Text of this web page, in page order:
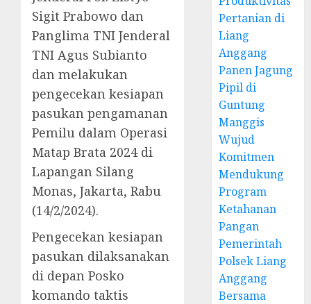
Sigit Prabowo dan
Panglima TNI Jenderal
TNI Agus Subianto
dan melakukan
pengecekan kesiapan
pasukan pengamanan
Pemilu dalam Operasi
Matap Brata 2024 di
Lapangan Silang
Monas, Jakarta, Rabu
(14/2/2024).
Pengecekan kesiapan
pasukan dilaksanakan
di depan Posko
komando taktis
Pertanian di
Liang
Anggang
Panen Jagung
Pipil di
Guntung
Manggis
Wujud
Komitmen
Mendukung
Program
Ketahanan
Pangan
Pemerintah
Polsek Liang
Anggang
Bersama